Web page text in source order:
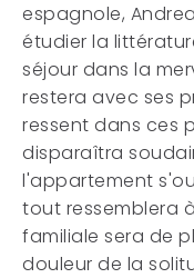
espagnole,
étudier la
séjour dans la
restera avec ses
ressent dans ces
disparaîtra
l'appartement
tout ressemblera
familiale sera de
douleur de la